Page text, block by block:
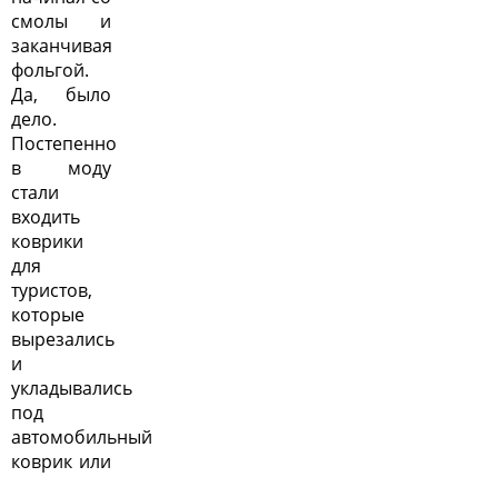
смолы и
заканчивая
фольгой.
Да, было
дело.
Постепенно
в моду
стали
входить
коврики
для
туристов,
которые
вырезались
и
укладывались
под
автомобильный
коврик или